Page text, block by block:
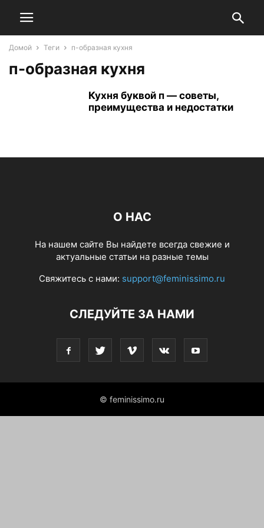
Домой Теги п-образная кухня
п-образная кухня
Кухня буквой п — советы,
преимущества и недостатки
О НАС
На нашем сайте Вы найдете всегда свежие и
актуальные статьи на разные темы
Свяжитесь с нами: support@feminissimo.ru
СЛЕДУЙТЕ ЗА НАМИ
© feminissimo.ru